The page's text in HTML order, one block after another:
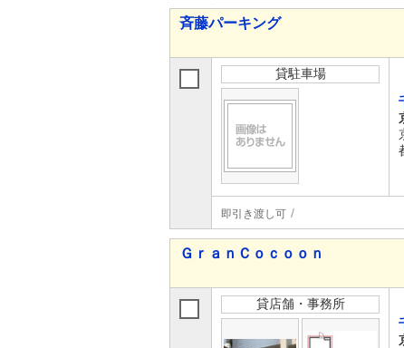
斉藤パーキング
貸駐車場
即引き渡し可
ＧｒａｎＣｏｃｏｏｎ
貸店舗・事務所